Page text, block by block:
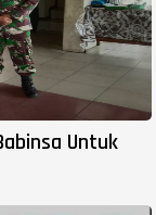
Untuk